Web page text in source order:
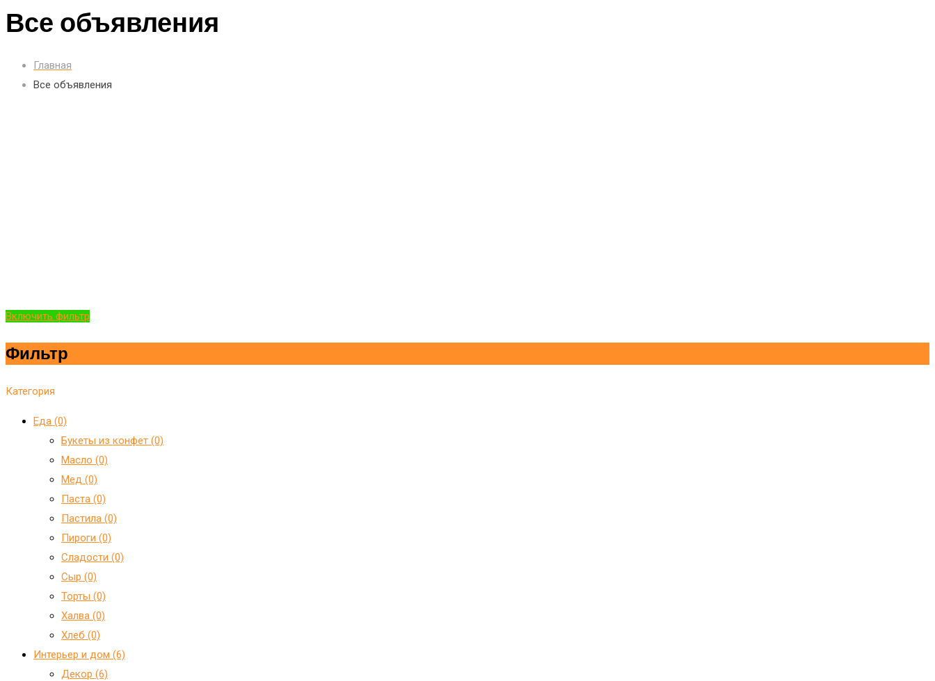
Все объявления
Главная
Все объявления
Включить фильтр
Фильтр
Категория
Еда (0)
Букеты из конфет (0)
Масло (0)
Мед (0)
Паста (0)
Пастила (0)
Пироги (0)
Сладости (0)
Сыр (0)
Торты (0)
Халва (0)
Хлеб (0)
Интерьер и дом (6)
Декор (6)